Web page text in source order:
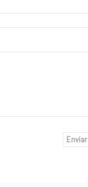
Enviar